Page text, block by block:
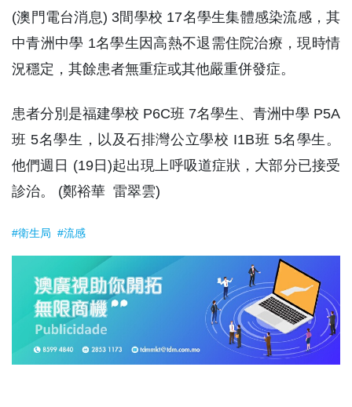
(澳門電台消息) 3間學校 17名學生集體感染流感，其
中青洲中學 1名學生因高熱不退需住院治療，現時情
況穩定，其餘患者無重症或其他嚴重併發症。
患者分別是福建學校 P6C班 7名學生、青洲中學 P5A
班 5名學生，以及石排灣公立學校 I1B班 5名學生。
他們週日 (19日)起出現上呼吸道症狀，大部分已接受
診治。 (鄭裕華 雷翠雲)
#衛生局 #流感